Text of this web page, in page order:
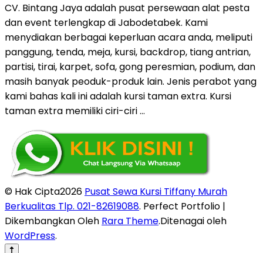
CV. Bintang Jaya adalah pusat persewaan alat pesta
dan event terlengkap di Jabodetabek. Kami
menydiakan berbagai keperluan acara anda, meliputi
panggung, tenda, meja, kursi, backdrop, tiang antrian,
partisi, tirai, karpet, sofa, gong peresmian, podium, dan
masih banyak peoduk-produk lain. Jenis perabot yang
kami bahas kali ini adalah kursi taman extra. Kursi
taman extra memiliki ciri-ciri …
© Hak Cipta2026 Pusat Sewa Kursi Tiffany Murah
Berkualitas Tlp. 021-82619088. Perfect Portfolio |
Dikembangkan Oleh Rara Theme.Ditenagai oleh
WordPress.